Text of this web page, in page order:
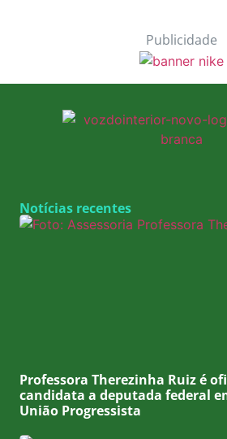
Publicidade
Notícias recentes
Professora Therezinha Ruiz é
candidata a deputada federal
União Progressista